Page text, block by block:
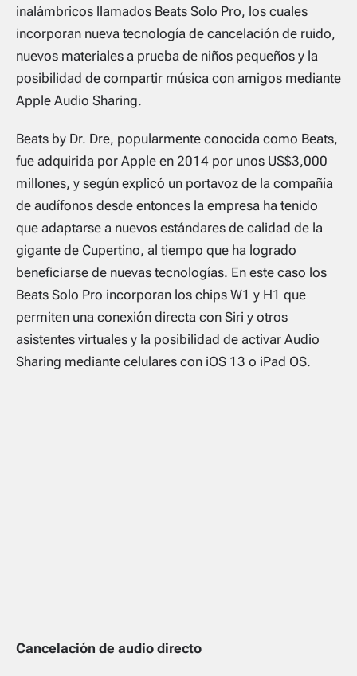
inalámbricos llamados Beats Solo Pro, los cuales
incorporan nueva tecnología de cancelación de ruido,
nuevos materiales a prueba de niños pequeños y la
posibilidad de compartir música con amigos mediante
Apple Audio Sharing.
Beats by Dr. Dre, popularmente conocida como Beats,
fue adquirida por Apple en 2014 por unos US$3,000
millones, y según explicó un portavoz de la compañía
de audífonos desde entonces la empresa ha tenido
que adaptarse a nuevos estándares de calidad de la
gigante de Cupertino, al tiempo que ha logrado
beneficiarse de nuevas tecnologías. En este caso los
Beats Solo Pro incorporan los chips W1 y H1 que
permiten una conexión directa con Siri y otros
asistentes virtuales y la posibilidad de activar Audio
Sharing mediante celulares con iOS 13 o iPad OS.
Cancelación de audio directo